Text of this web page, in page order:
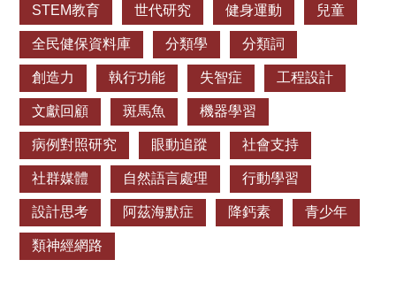
STEM教育 世代研究 健身運動 兒童
全民健保資料庫 分類學 分類詞
創造力 執行功能 失智症 工程設計
文獻回顧 斑馬魚 機器學習
病例對照研究 眼動追蹤 社會支持
社群媒體 自然語言處理 行動學習
設計思考 阿茲海默症 降鈣素 青少年
類神經網路